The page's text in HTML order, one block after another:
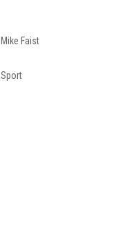
Mike Faist
Sport